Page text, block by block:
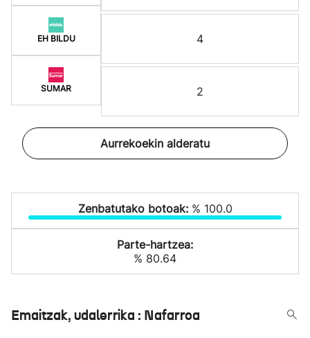
EH BILDU
SUMAR
4
2
Aurrekoekin alderatu
Zenbatutako botoak: % 100.0
Parte-hartzea:
% 80.64
Emaitzak, udalerrika : Nafarroa